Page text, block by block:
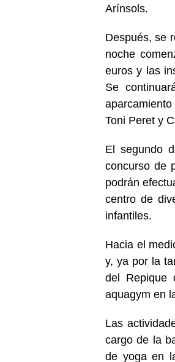
Arínsols.
Después, se
noche
euros y las
Se
Toni Peret y
El segundo
concurso de
podrán
centro de
infantiles.
Hacia el
y, ya por la
del Repique
aquagym en
Las
cargo de la
de yoga en